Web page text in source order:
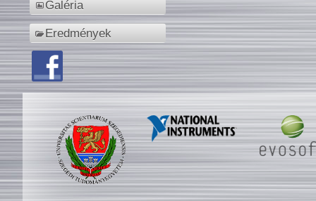
Galéria
Eredmények